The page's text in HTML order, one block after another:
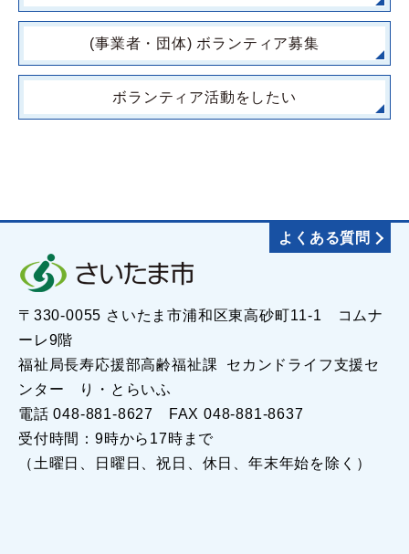
(事業者・団体) ボランティア募集
ボランティア活動をしたい
よくある質問
〒330-0055 さいたま市浦和区東高砂町11-1 コムナ
ーレ9階
福祉局長寿応援部高齢福祉課 セカンドライフ支援セ
ンター り・とらいふ
電話 048-881-8627 FAX 048-881-8637
受付時間：9時から17時まで
（土曜日、日曜日、祝日、休日、年末年始を除く）